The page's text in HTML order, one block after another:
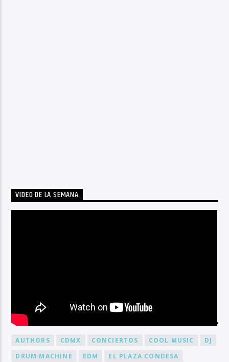
VIDEO DE LA SEMANA
BY TAG
AUTHORS CDMX CONCIERTOS COOL MUSIC
DJ
DRUM MACHINE
EDM
EL PLAZA CONDESA